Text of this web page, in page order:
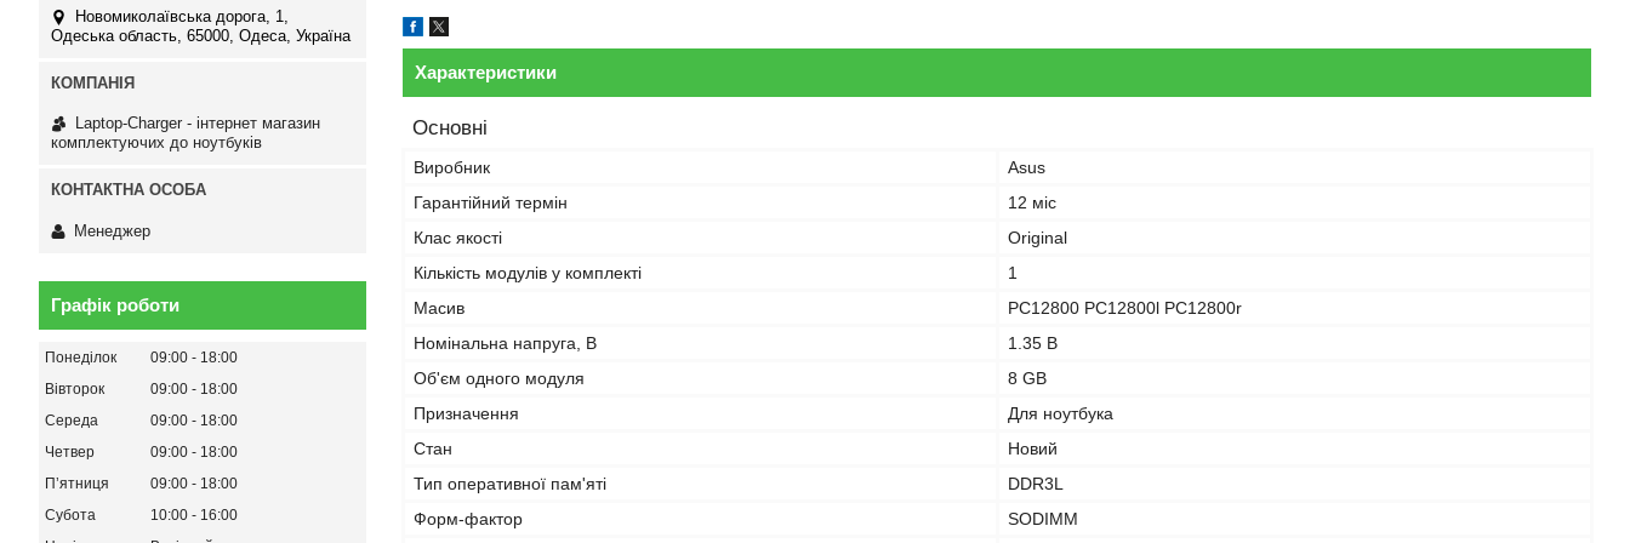
Характеристики
Основні
Виробник
Asus
Гарантійний термін
12 міс
Клас якості
Original
Кількість модулів у комплекті
1
Масив
PC12800 PC12800l PC12800r
Номінальна напруга, В
1.35 В
Об'єм одного модуля
8 GB
Призначення
Для ноутбука
Стан
Новий
Тип оперативної пам'яті
DDR3L
Форм-фактор
SODIMM
Новомиколаївська дорога, 1,
Одеська область, 65000, Одеса, Україна
Laptop-Charger - інтернет магазин
комплектуючих до ноутбуків
Менеджер
Графік роботи
Понеділок 09:00
18:00
Вівторок
09:00
18:00
Середа
09:00
18:00
Четвер
09:00
18:00
Пʼятниця
09:00
18:00
Субота
10:00
16:00